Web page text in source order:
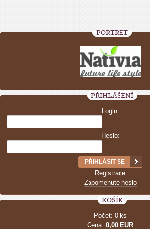
PORTRÉT
PŘIHLÁŠENÍ
Login:
Heslo:
Registrace
Zapomenuté heslo
KOŠÍK
Počet: 0 ks
Cena: 0,00 EUR